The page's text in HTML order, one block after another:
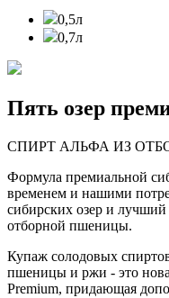
0,5л
0,7л
Пять озер
СПИРТ АЛЬФА ИЗ
Формула премиальной
временем и нашими
сибирских озер и
отборной пшеницы.
Купаж солодовых
пшеницы и ржи - это
Premium, придающая